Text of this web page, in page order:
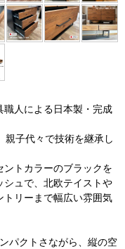
職人による日本製・完成
親子代々で技術を継承し
トカラーのブラックを
ュで、北欧テイストや
トリーまで幅広い雰囲気
パクトさながら、縦の空